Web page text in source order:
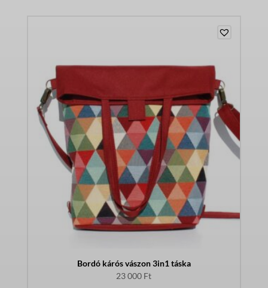
Bordó kárós vászon 3in1 táska
23 000 Ft